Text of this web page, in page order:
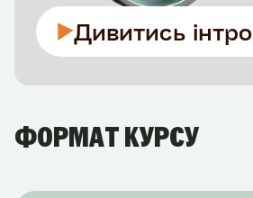
Дивитись інтро
ФОРМАТ КУРСУ